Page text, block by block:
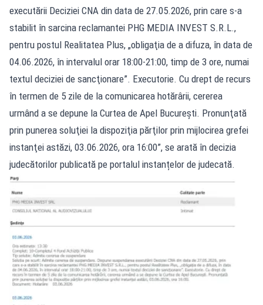
executării Deciziei CNA din data de 27.05.2026, prin care s-a
stabilit în sarcina reclamantei PHG MEDIA INVEST S.R.L.,
pentru postul Realitatea Plus, „obligaţia de a difuza, în data de
04.06.2026, în intervalul orar 18:00-21:00, timp de 3 ore, numai
textul deciziei de sancţionare”. Executorie. Cu drept de recurs
în termen de 5 zile de la comunicarea hotărârii, cererea
urmând a se depune la Curtea de Apel Bucureşti. Pronunţată
prin punerea soluţiei la dispoziţia părţilor prin mijlocirea grefei
instanţei astăzi, 03.06.2026, ora 16:00”, se arată în decizia
judecătorilor publicată pe portalul instanțelor de judecată.